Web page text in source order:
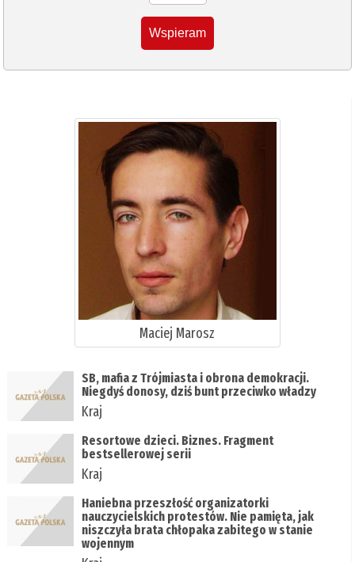
Wspieram
Maciej Marosz
SB, mafia z Trójmiasta i obrona demokracji.
Niegdyś donosy, dziś bunt przeciwko władzy
Kraj
Resortowe dzieci. Biznes. Fragment
bestsellerowej serii
Kraj
Haniebna przeszłość organizatorki
nauczycielskich protestów. Nie pamięta, jak
niszczyła brata chłopaka zabitego w stanie
wojennym